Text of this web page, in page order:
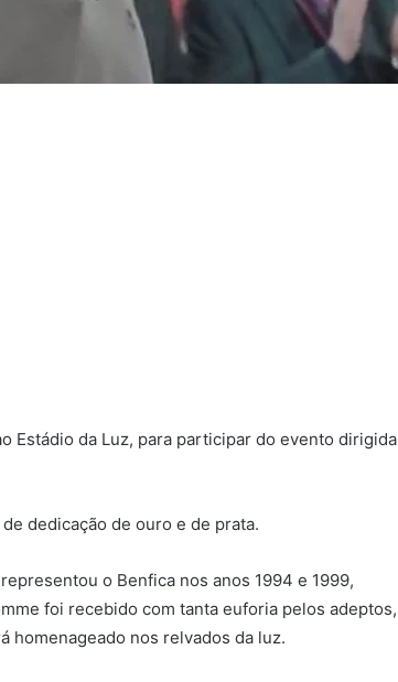
Estádio da Luz, para participar do evento dirigida
dedicação de ouro e de prata.
o Benfica nos anos 1994 e 1999,
foi recebido com tanta euforia pelos adeptos,
homenageado nos relvados da luz.